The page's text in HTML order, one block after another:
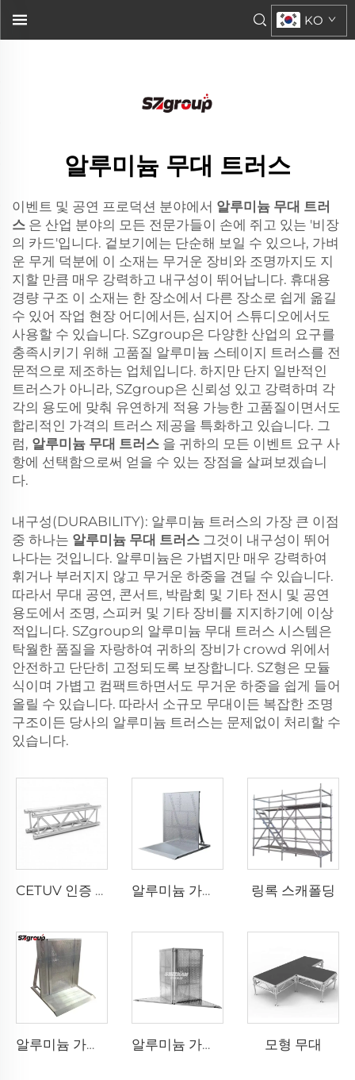
...">
KO
알루미늄 무대 트러스
이벤트 및 공연 프로덕션 분야에서 알루미늄 무대 트러
스 은 산업 분야의 모든 전문가들이 손에 쥐고 있는 '비장
의 카드'입니다. 겉보기에는 단순해 보일 수 있으나, 가벼
운 무게 덕분에 이 소재는 무거운 장비와 조명까지도 지
지할 만큼 매우 강력하고 내구성이 뛰어납니다. 휴대용
경량 구조 이 소재는 한 장소에서 다른 장소로 쉽게 옮길
수 있어 작업 현장 어디에서든, 심지어 스튜디오에서도
사용할 수 있습니다. SZgroup은 다양한 산업의 요구를
충족시키기 위해 고품질 알루미늄 스테이지 트러스를 전
문적으로 제조하는 업체입니다. 하지만 단지 일반적인
트러스가 아니라, SZgroup은 신뢰성 있고 강력하며 각
각의 용도에 맞춰 유연하게 적용 가능한 고품질이면서도
합리적인 가격의 트러스 제공을 특화하고 있습니다. 그
럼, 알루미늄 무대 트러스 을 귀하의 모든 이벤트 요구 사
항에 선택함으로써 얻을 수 있는 장점을 살펴보겠습니
다.
내구성(DURABILITY): 알루미늄 트러스의 가장 큰 이점
중 하나는 알루미늄 무대 트러스 그것이 내구성이 뛰어
나다는 것입니다. 알루미늄은 가볍지만 매우 강력하여
휘거나 부러지지 않고 무거운 하중을 견딜 수 있습니다.
따라서 무대 공연, 콘서트, 박람회 및 기타 전시 및 공연
용도에서 조명, 스피커 및 기타 장비를 지지하기에 이상
적입니다. SZgroup의 알루미늄 무대 트러스 시스템은
탁월한 품질을 자랑하여 귀하의 장비가 crowd 위에서
안전하고 단단히 고정되도록 보장합니다. SZ형은 모듈
식이며 가볍고 컴팩트하면서도 무거운 하중을 쉽게 들어
올릴 수 있습니다. 따라서 소규모 무대이든 복잡한 조명
구조이든 당사의 알루미늄 트러스는 문제없이 처리할 수
있습니다.
CETUV 인증 알루미늄 합금 스피곳 트러스 퀵 핀 트러스 이벤트 콘서트용 알루미늄 가림막 링록 스캐폴딩
알루미늄 가림막 문 알루미늄 가림막 모서리 모형 무대